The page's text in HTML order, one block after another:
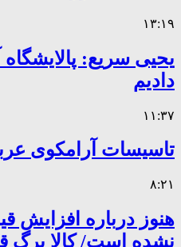
۱۳:۱۹
یحیی سریع:
دادیم
۱۱:۳۷
تاسیسات آرامکوی
۸:۲۱
هنوز درباره افزایش
نشده است/ کالا برگ